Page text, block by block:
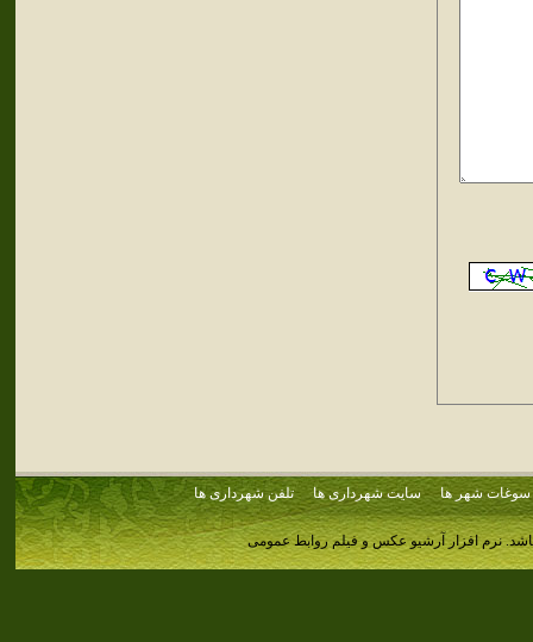
سوغات شهر ها سایت شهرداری ها تلفن شهرداری ها
نرم افزار آرشیو عکس و فیلم روابط عمومی